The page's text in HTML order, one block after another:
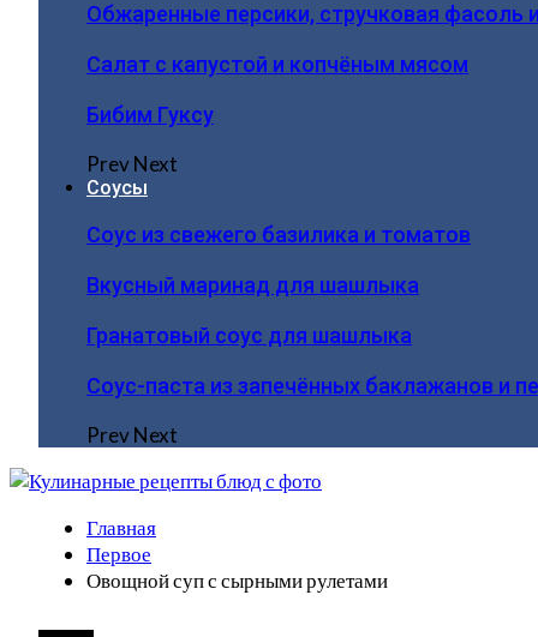
Обжаренные персики, стручковая фасоль
Салат с капустой и копчёным мясом
Бибим Гуксу
PrevNext
Соусы
Соус из свежего базилика и томатов
Вкусный маринад для шашлыка
Гранатовый соус для шашлыка
Соус-паста из запечённых баклажанов и
PrevNext
Главная
Первое
Овощной суп с сырными рулетами